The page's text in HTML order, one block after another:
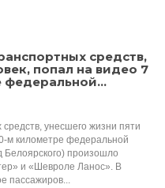
средств,
попал на видео 7
федеральной...
унесшего жизни пяти
м километре федеральной
Белоярского) произошло
и «Шевроле Ланос». В
пассажиров...